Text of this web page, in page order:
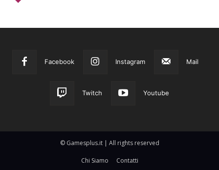
Facebook Instagram Mail
Twitch Youtube
© Gamesplus.it | All rights reserved
Chi Siamo Contatti